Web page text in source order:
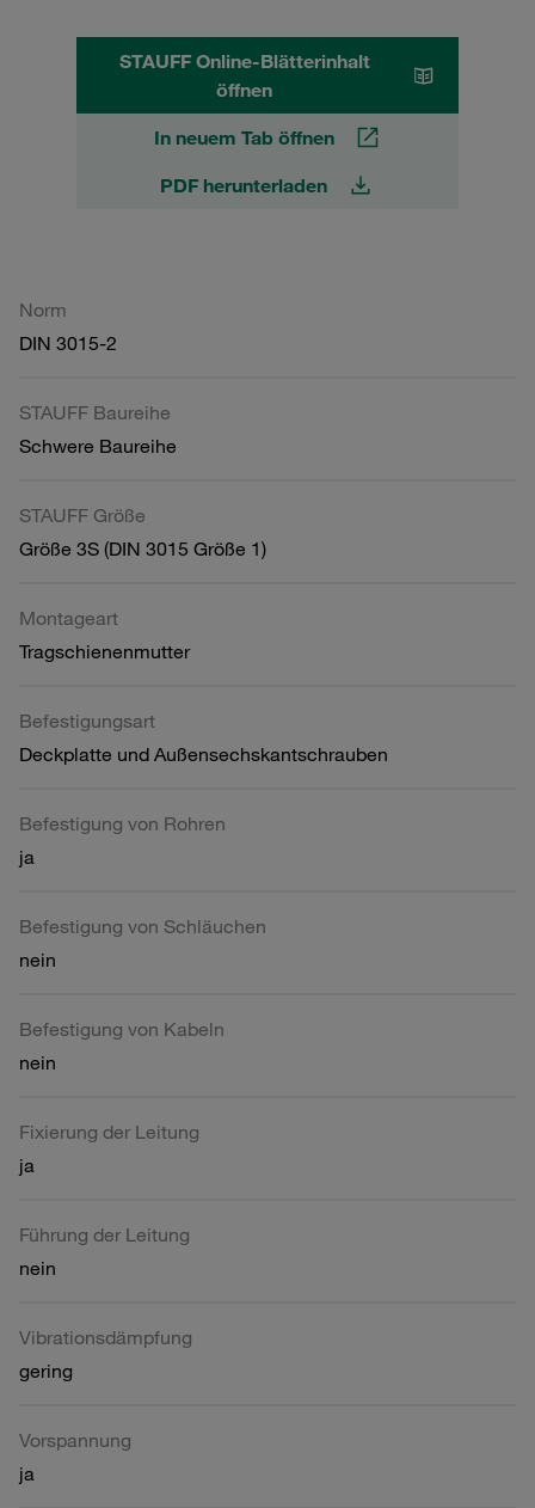
STAUFF Online-Blätterinhalt
öffnen
In neuem Tab öffnen
PDF herunterladen
Norm
DIN 3015-2
STAUFF Baureihe
Schwere Baureihe
STAUFF Größe
Größe 3S (DIN 3015 Größe 1)
Montageart
Tragschienenmutter
Befestigungsart
Deckplatte und Außensechskantschrauben
Befestigung von Rohren
ja
Befestigung von Schläuchen
nein
Befestigung von Kabeln
nein
Fixierung der Leitung
ja
Führung der Leitung
nein
Vibrationsdämpfung
gering
Vorspannung
ja